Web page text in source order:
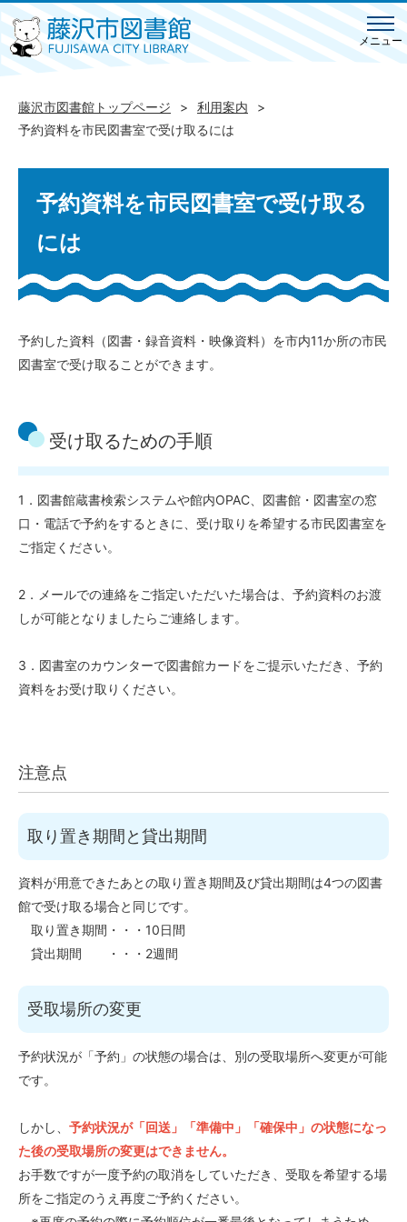
メニュー
藤沢市図書館トップページ
利用案内
予約資料を市民図書室で受け取るには
予約資料を市民図書室で受け取る
には
予約した資料（図書・録音資料・映像資料）を市内11か所の市民
図書室で受け取ることができます。
受け取るための手順
1．図書館蔵書検索システムや館内OPAC、図書館・図書室の窓
口・電話で予約をするときに、受け取りを希望する市民図書室を
ご指定ください。
2．メールでの連絡をご指定いただいた場合は、予約資料のお渡
しが可能となりましたらご連絡します。
3．図書室のカウンターで図書館カードをご提示いただき、予約
資料をお受け取りください。
注意点
取り置き期間と貸出期間
資料が用意できたあとの取り置き期間及び貸出期間は4つの図書
館で受け取る場合と同じです。
取り置き期間・・・10日間
貸出期間 ・・・2週間
受取場所の変更
予約状況が「予約」の状態の場合は、別の受取場所へ変更が可能
です。
しかし、 予約状況が「回送」「準備中」「確保中」の状態になっ
た後の受取場所の変更はできません。
お手数ですが一度予約の取消をしていただき、受取を希望する場
所をご指定のうえ再度ご予約ください。